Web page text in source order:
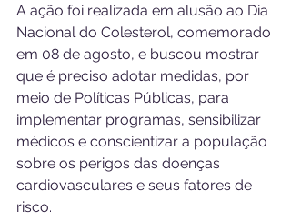
A ação foi realizada em alusão ao Dia
Nacional do Colesterol, comemorado
em 08 de agosto, e buscou mostrar
que é preciso adotar medidas, por
meio de Políticas Públicas, para
implementar programas, sensibilizar
médicos e conscientizar a população
sobre os perigos das doenças
cardiovasculares e seus fatores de
risco.